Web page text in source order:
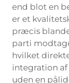
end blot en
er et
præcis
parti
hvilket
integration
uden en